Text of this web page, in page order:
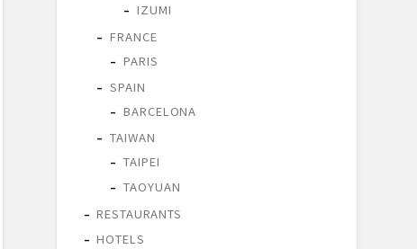
IZUMI
FRANCE
PARIS
SPAIN
BARCELONA
TAIWAN
TAIPEI
TAOYUAN
RESTAURANTS
HOTELS